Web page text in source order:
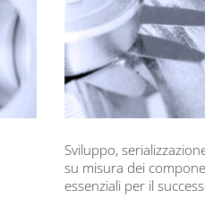
Sviluppo,
su misura dei
essenziali per il